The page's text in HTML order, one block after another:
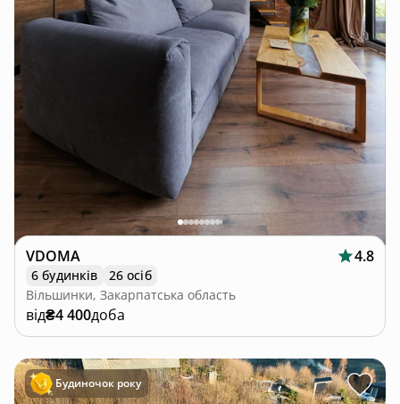
VDOMA 4.8
6 будинків
26 осіб
Вільшинки, Закарпатська область
від₴4 400доба
Будиночок року